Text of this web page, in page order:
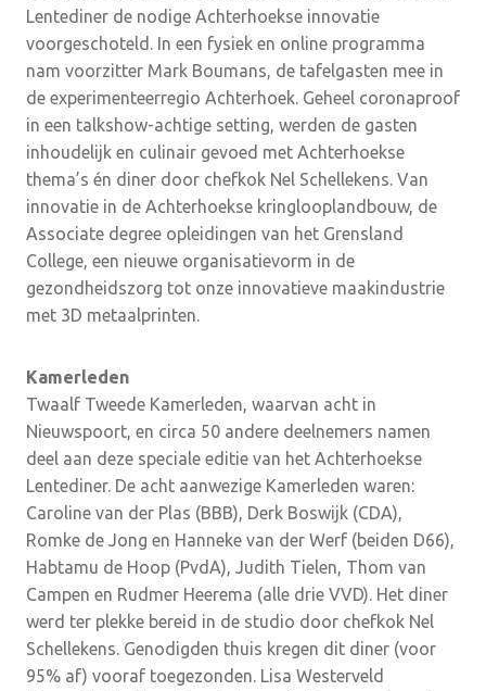
Lentediner de nodige Achterhoekse innovatie
voorgeschoteld. In een fysiek en online programma
nam voorzitter Mark Boumans, de tafelgasten mee in
de experimenteerregio Achterhoek. Geheel coronaproof
in een talkshow-achtige setting, werden de gasten
inhoudelijk en culinair gevoed met Achterhoekse
thema’s én diner door chefkok Nel Schellekens. Van
innovatie in de Achterhoekse kringlooplandbouw, de
Associate degree opleidingen van het Grensland
College, een nieuwe organisatievorm in de
gezondheidszorg tot onze innovatieve maakindustrie
met 3D metaalprinten.
Kamerleden
Twaalf Tweede Kamerleden, waarvan acht in
Nieuwspoort, en circa 50 andere deelnemers namen
deel aan deze speciale editie van het Achterhoekse
Lentediner. De acht aanwezige Kamerleden waren:
Caroline van der Plas (BBB), Derk Boswijk (CDA),
Romke de Jong en Hanneke van der Werf (beiden D66),
Habtamu de Hoop (PvdA), Judith Tielen, Thom van
Campen en Rudmer Heerema (alle drie VVD). Het diner
werd ter plekke bereid in de studio door chefkok Nel
Schellekens. Genodigden thuis kregen dit diner (voor
95% af) vooraf toegezonden. Lisa Westerveld